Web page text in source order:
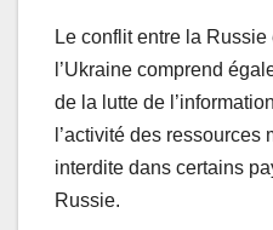
Le conflit entre la
l’Ukraine comprend
de la lutte de
l’activité des
interdite dans certains
Russie.